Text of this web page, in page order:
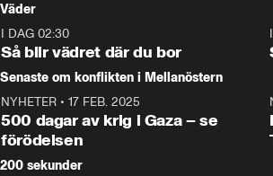
tonårsutvisningarna och hur
Moderaterna ska locka
väljare till valet i höst.
Väder
I DAG 02:30
Så blir vädret där du bor
Senaste om konflikten i Mellanöstern
NYHETER • 17 FEB. 2025
500 dagar av krig i Gaza – se
förödelsen
200 sekunder